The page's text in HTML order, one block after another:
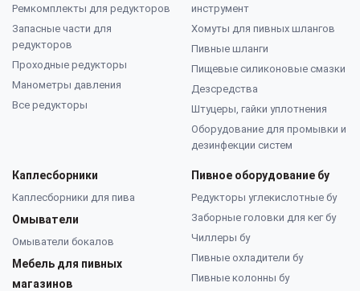
Ремкомплекты для редукторов
Запасные части для
редукторов
Проходные редукторы
Манометры давления
Все редукторы
инструмент
Хомуты для пивных шлангов
Пивные шланги
Пищевые силиконовые смазки
Дезсредства
Штуцеры, гайки уплотнения
Оборудование для промывки и
дезинфекции систем
Каплесборники
Каплесборники для пива
Омыватели
Омыватели бокалов
Мебель для пивных
магазинов
Пивное оборудование бу
Редукторы углекислотные бу
Заборные головки для кег бу
Чиллеры бу
Пивные охладители бу
Пивные колонны бу